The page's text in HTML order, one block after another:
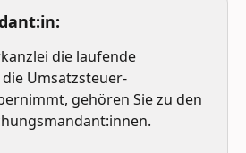
die laufende
Umsatzsteuer-
gehören Sie zu den